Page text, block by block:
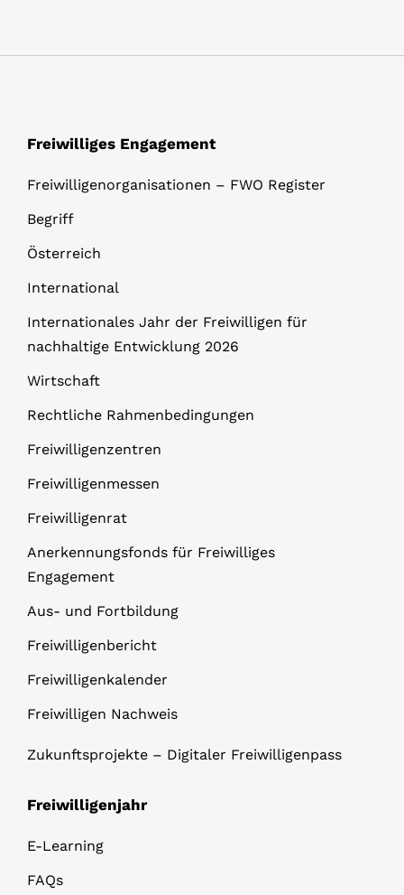
Freiwilliges Engagement
Freiwilligenorganisationen – FWO Register
Begriff
Österreich
International
Internationales Jahr der Freiwilligen für
nachhaltige Entwicklung 2026
Wirtschaft
Rechtliche Rahmenbedingungen
Freiwilligenzentren
Freiwilligenmessen
Freiwilligenrat
Anerkennungsfonds für Freiwilliges
Engagement
Aus- und Fortbildung
Freiwilligenbericht
Freiwilligenkalender
Freiwilligen Nachweis
Zukunftsprojekte – Digitaler Freiwilligenpass
Freiwilligenjahr
E-Learning
FAQs